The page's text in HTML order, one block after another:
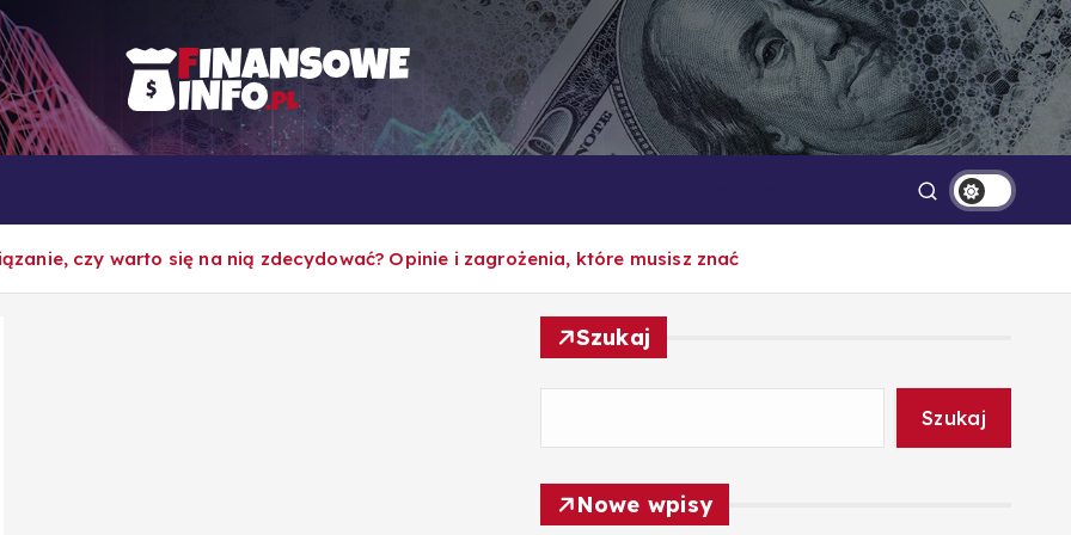
To i owo o rachunkowości, pracy, biznesie i ekonomii
czy warto się na nią zdecydować? Opinie i zagrożenia, które musisz znać
Szukaj
Szukaj
Nowe wpisy